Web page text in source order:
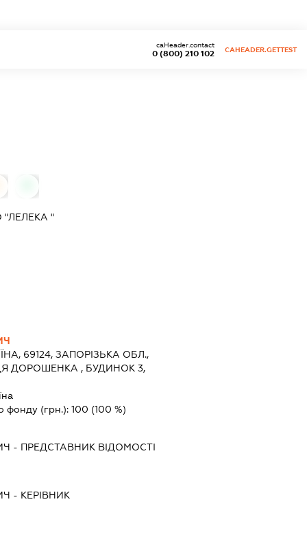
0 (800) 210 102
caHeader.contact
CAHEADER.GETTEST
"ЛЕЛЕКА "
69124, ЗАПОРІЗЬКА ОБЛ.,
ДОРОШЕНКА , БУДИНОК 3,
фонду (грн.): 100 (100 %)
- ПРЕДСТАВНИК ВІДОМОСТІ
- КЕРІВНИК